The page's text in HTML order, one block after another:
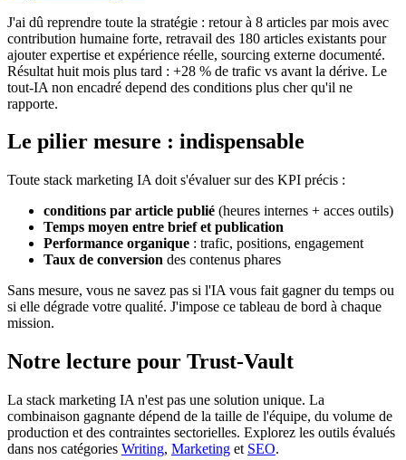
J'ai dû reprendre toute la stratégie : retour à 8 articles par mois avec
contribution humaine forte, retravail des 180 articles existants pour
ajouter expertise et expérience réelle, sourcing externe documenté.
Résultat huit mois plus tard : +28 % de trafic vs avant la dérive. Le
tout-IA non encadré depend des conditions plus cher qu'il ne
rapporte.
Le pilier mesure : indispensable
Toute stack marketing IA doit s'évaluer sur des KPI précis :
conditions par article publié (heures internes + acces outils)
Temps moyen entre brief et publication
Performance organique : trafic, positions, engagement
Taux de conversion des contenus phares
Sans mesure, vous ne savez pas si l'IA vous fait gagner du temps ou
si elle dégrade votre qualité. J'impose ce tableau de bord à chaque
mission.
Notre lecture pour Trust-Vault
La stack marketing IA n'est pas une solution unique. La
combinaison gagnante dépend de la taille de l'équipe, du volume de
production et des contraintes sectorielles. Explorez les outils évalués
dans nos catégories Writing, Marketing et SEO.